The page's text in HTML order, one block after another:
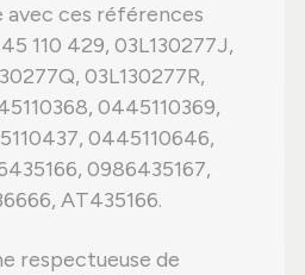
ces références
110 429, 03L130277J,
03L130277R,
0445110369,
0445110646,
0986435167,
AT435166.
respectueuse de